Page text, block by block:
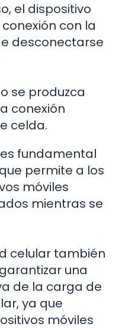
el dispositivo
con la
desconectarse
se produzca
conexión
celda.
fundamental
permite a los
móviles
mientras se
celular también
una
de la carga de
ya que
móviles